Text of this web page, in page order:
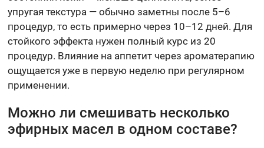
упругая текстура — обычно заметны после 5–6
процедур, то есть примерно через 10–12 дней. Для
стойкого эффекта нужен полный курс из 20
процедур. Влияние на аппетит через ароматерапию
ощущается уже в первую неделю при регулярном
применении.
Можно ли смешивать несколько
эфирных масел в одном составе?